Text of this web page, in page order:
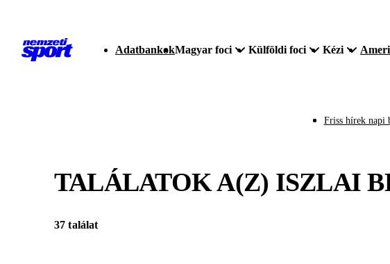
AdatbankokMagyar foci Külföldi foci Kézi
Friss hírek napi
TALÁLATOK A(Z) ISZLAI
37 találat